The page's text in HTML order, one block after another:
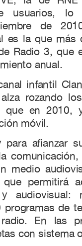
usuarios,
de
es la que más
Radio 3, que
anual.
infantil
rozando
en 2010,
móvil.
afianzar
comunicación,
medio
permitirá
audiovisual:
de
En las
con sistema